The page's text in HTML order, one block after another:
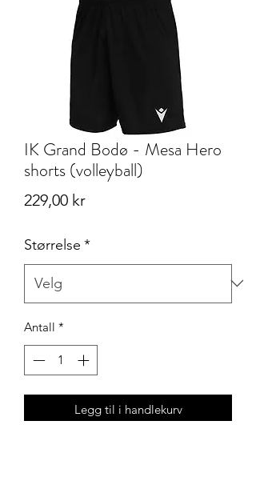
IK Grand Bodø - Mesa Hero
shorts (volleyball)
229,00 krPris
Størrelse *
Antall *
Legg til i handlekurv